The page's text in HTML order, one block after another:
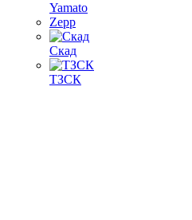
Yamato
Zepp
Скад
ТЗСК